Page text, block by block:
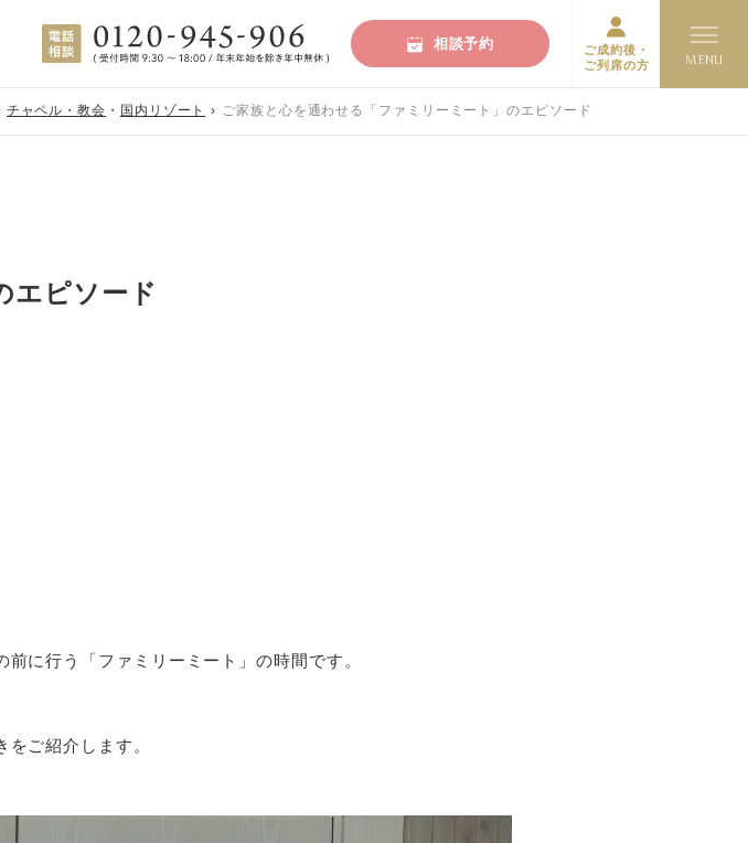
相談予約
ご成約後・
ご列席の方
チャペル・教会 ・ 国内リゾート ご家族と心を通わせる「ファミリーミート」のエピソード
エピソード
に行う「ファミリーミート」の時間です。
ご紹介します。